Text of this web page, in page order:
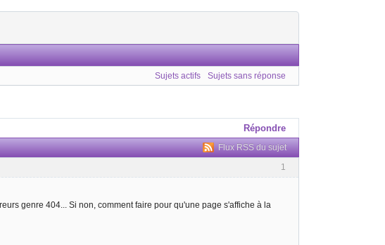
Sujets actifs Sujets sans réponse
Répondre
Flux RSS du sujet
1
genre 404... Si non, comment faire pour qu'une page s'affiche à la